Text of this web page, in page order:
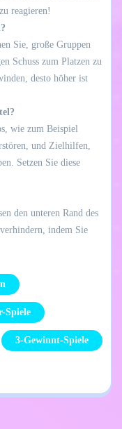
reagieren!
Sie, große Gruppen
Schuss zum Platzen zu
desto höher ist
wie zum Beispiel
und Zielhilfen,
Setzen Sie diese
den unteren Rand des
indem Sie
Spiele
3-Gewinnt-Spiele